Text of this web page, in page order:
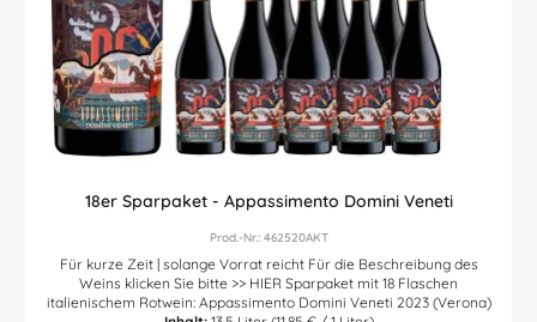
18er Sparpaket - Appassimento Domini Veneti
Prod.-Nr.: 462520AKT
Für kurze Zeit | solange Vorrat reicht Für die Beschreibung des
Weins klicken Sie bitte >> HIER Sparpaket mit 18 Flaschen
italienischem Rotwein: Appassimento Domini Veneti 2023 (Verona)